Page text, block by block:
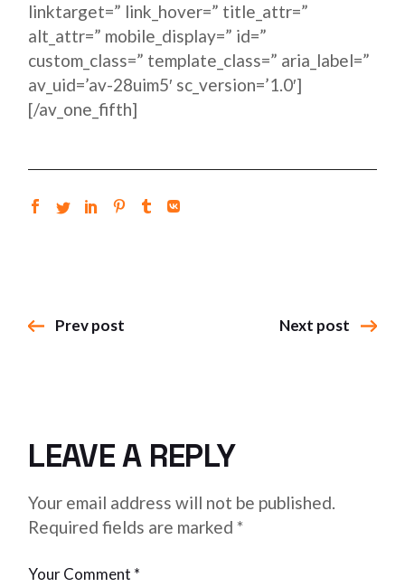
linktarget=” link_hover=” title_attr=”
alt_attr=” mobile_display=” id=”
custom_class=” template_class=” aria_label=”
av_uid=’av-28uim5′ sc_version=’1.0′]
[/av_one_fifth]
Prev post Next post
LEAVE A REPLY
Your email address will not be published.
Required fields are marked*